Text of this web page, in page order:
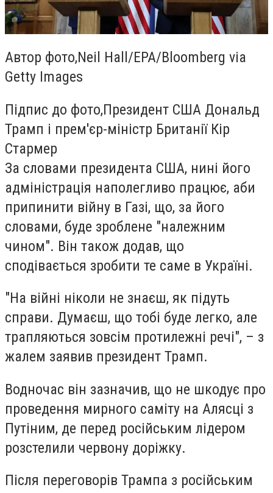
Автор фото,Neil Hall/EPA/Bloomberg via
Getty Images
Підпис до фото,Президент США Дональд
Трамп і прем'єр-міністр Британії Кір
Стармер
За словами президента США, нині його
адміністрація наполегливо працює, аби
припинити війну в Газі, що, за його
словами, буде зроблене "належним
чином". Він також додав, що
сподівається зробити те саме в Україні.
"На війні ніколи не знаєш, як підуть
справи. Думаєш, що тобі буде легко, але
трапляються зовсім протилежні речі", – з
жалем заявив президент Трамп.
Водночас він зазначив, що не шкодує про
проведення мирного саміту на Алясці з
Путіним, де перед російським лідером
розстелили червону доріжку.
Після переговорів Трампа з російським